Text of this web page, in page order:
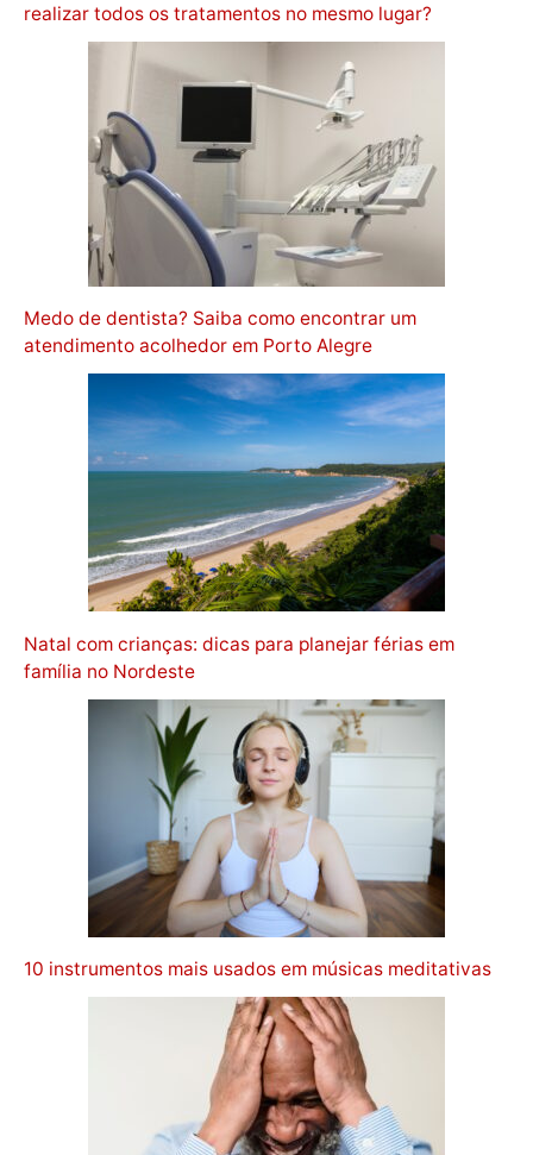
realizar todos os tratamentos no mesmo lugar?
Medo de dentista? Saiba como encontrar um
atendimento acolhedor em Porto Alegre
Natal com crianças: dicas para planejar férias em
família no Nordeste
10 instrumentos mais usados em músicas meditativas